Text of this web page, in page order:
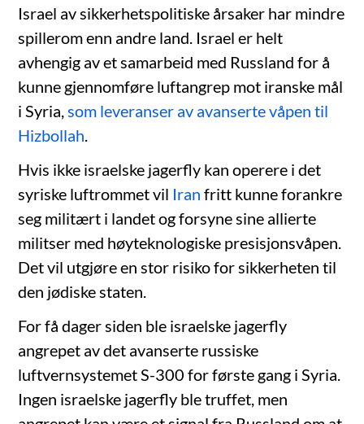
Israel av sikkerhetspolitiske årsaker har mindre
spillerom enn andre land. Israel er helt
avhengig av et samarbeid med Russland for å
kunne gjennomføre luftangrep mot iranske mål
i Syria,som leveranser av avanserte våpen til
Hizbollah.
Hvis ikke israelske jagerfly kan operere i det
syriske luftrommet vil Iran fritt kunne forankre
seg militært i landet og forsyne sine allierte
militser med høyteknologiske presisjonsvåpen.
Det vil utgjøre en stor risiko for sikkerheten til
den jødiske staten.
For få dager siden ble israelske jagerfly
angrepet av det avanserte russiske
luftvernsystemet S-300 for første gang i Syria.
Ingen israelske jagerfly ble truffet, men